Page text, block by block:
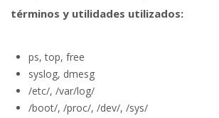
términos y utilidades utilizados:
ps, top, free
syslog, dmesg
/etc/, /var/log/
/boot/, /proc/, /dev/, /sys/